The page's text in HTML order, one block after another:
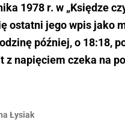
1978 r. w „Księdze
ostatni jego wpis jako
później, o 18:18,
z napięciem czeka na
Łysiak